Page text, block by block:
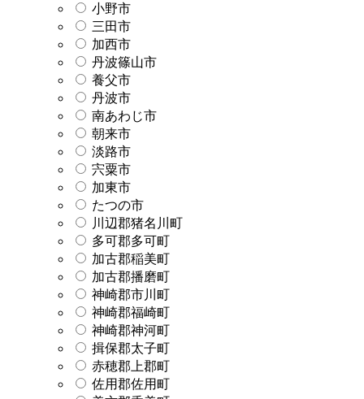
小野市
三田市
加西市
丹波篠山市
養父市
丹波市
南あわじ市
朝来市
淡路市
宍粟市
加東市
たつの市
川辺郡猪名川町
多可郡多可町
加古郡稲美町
加古郡播磨町
神崎郡市川町
神崎郡福崎町
神崎郡神河町
揖保郡太子町
赤穂郡上郡町
佐用郡佐用町